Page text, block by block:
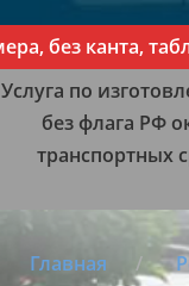
канта,
Услуга по
без флага РФ
транспортных
Главная